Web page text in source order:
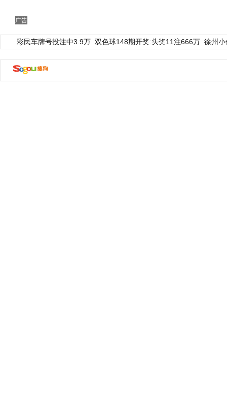
广告
彩民车牌号投注中3.9万 双色球148期开奖:头奖11注666万 徐州